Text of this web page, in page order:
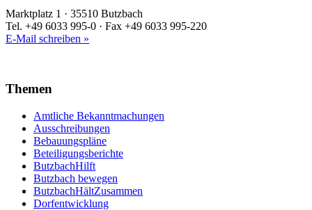
Marktplatz 1 · 35510 Butzbach
Tel. +49 6033 995-0 · Fax +49 6033 995-220
E-Mail schreiben »
Themen
Amtliche Bekanntmachungen
Ausschreibungen
Bebauungspläne
Beteiligungsberichte
ButzbachHilft
Butzbach bewegen
ButzbachHältZusammen
Dorfentwicklung